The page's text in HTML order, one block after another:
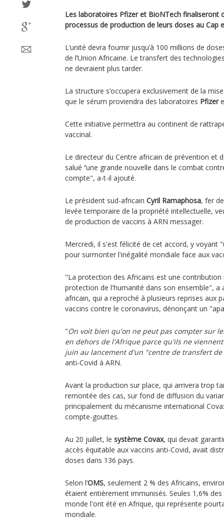
Les laboratoires Pfizer et BioNTech finaliseront
processus de production de leurs doses au Cap
L’unité devra fournir jusqu’à 100 millions de
de l’Union Africaine. Le transfert des
ne devraient plus tarder.
La structure s’occupera exclusivement de la
que le sérum proviendra des laboratoires Pfizer
Cette initiative permettra au continent de
vaccinal.
Le directeur du Centre africain de prévention et
salué ‘’une grande nouvelle dans le combat
compte", a-t-il ajouté.
Le président sud-africain Cyril Ramaphosa, fer
levée temporaire de la propriété intellectuelle,
de production de vaccins à ARN messager.
Mercredi, il s'est félicité de cet accord, y voyant
pour surmonter l'inégalité mondiale face aux
"La protection des Africains est une contribution
protection de l'humanité dans son ensemble", a
africain, qui a reproché à plusieurs reprises aux
vaccins contre le coronavirus, dénonçant un
"On voit bien qu'on ne peut pas compter sur
en dehors de l'Afrique parce qu'ils ne
juin au lancement d'un "centre de transfert de
anti-Covid à ARN.
Avant la production sur place, qui arrivera trop
remontée des cas, sur fond de diffusion du
principalement du mécanisme international
compte-gouttes.
Au 20 juillet, le système Covax, qui devait
accès équitable aux vaccins anti-Covid, avait
doses dans 136 pays.
Selon l’OMS, seulement 2 % des Africains,
étaient entièrement immunisés. Seules 1,6%
monde l'ont été en Afrique, qui représente
mondiale.